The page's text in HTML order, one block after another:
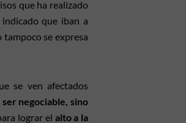
que ha realizado
que iban a
se expresa
se ven afectados
negociable, sino
lograr el alto a la